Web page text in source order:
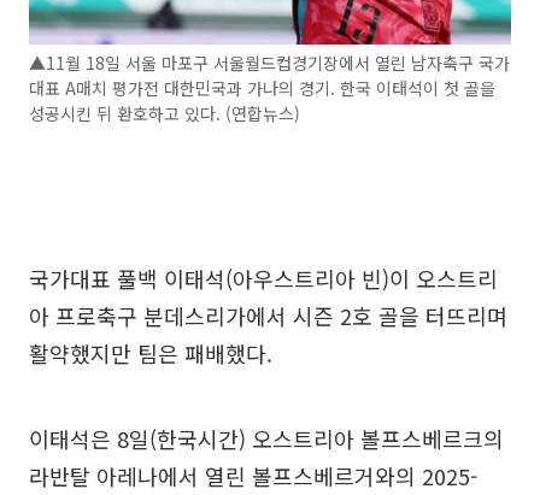
▲11월 18일 서울 마포구 서울월드컵경기장에서 열린 남자축구 국가
대표 A매치 평가전 대한민국과 가나의 경기. 한국 이태석이 첫 골을
성공시킨 뒤 환호하고 있다. (연합뉴스)
국가대표 풀백 이태석(아우스트리아 빈)이 오스트리
아 프로축구 분데스리가에서 시즌 2호 골을 터뜨리며
활약했지만 팀은 패배했다.
이태석은 8일(한국시간) 오스트리아 볼프스베르크의
라반탈 아레나에서 열린 볼프스베르거와의 2025-